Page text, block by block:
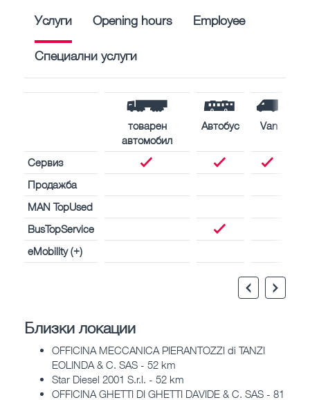
Услуги Opening hours Employee
Специални услуги
товарен
автомобил
Автобус Van
Сервиз
Продажба
MAN TopUsed
BusTopService
eMobility (+)
Близки локации
OFFICINA MECCANICA PIERANTOZZI di TANZI
EOLINDA & C. SAS - 52 km
Star Diesel 2001 S.r.l. - 52 km
OFFICINA GHETTI DI GHETTI DAVIDE & C. SAS - 81